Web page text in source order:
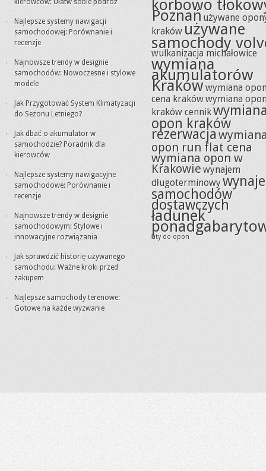
kierowców: Ułatw sobie podróż
Najlepsze systemy nawigacji
samochodowej: Porównanie i
recenzje
Najnowsze trendy w designie
samochodów: Nowoczesne i stylowe
modele
Jak Przygotować System Klimatyzacji
do Sezonu Letniego?
Jak dbać o akumulator w
samochodzie? Poradnik dla
kierowców
Najlepsze systemy nawigacyjne
samochodowe: Porównanie i
recenzje
Najnowsze trendy w designie
samochodowym: Stylowe i
innowacyjne rozwiązania
Jak sprawdzić historię używanego
samochodu: Ważne kroki przed
zakupem
Najlepsze samochody terenowe:
Gotowe na każde wyzwanie
korbowo
Poznań używane
kraków używane
samochody
wulkanizacja michałowice
wymiana
akumulatorów
Krakówwymiana
cena krakówwymiana
kraków cennik
opon kraków
rezerwacja
opon run flat cena
wymiana opon w
Krakowiewynajem
długoterminowy
samochodów
dostawczych
ładunek
łaty do opon